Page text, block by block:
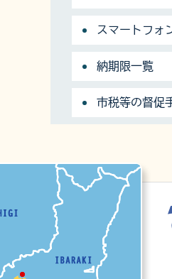
スマートフォ
納期限一覧
市税等の督促